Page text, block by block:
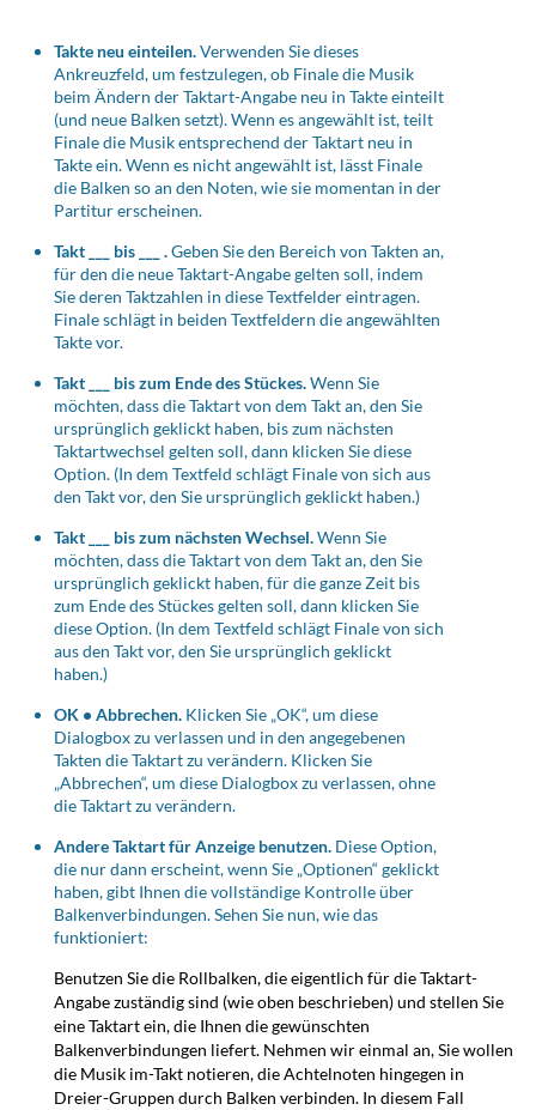
Takte neu einteilen.Verwenden Sie dieses
Ankreuzfeld, um festzulegen, ob Finale die Musik
beim Ändern der Taktart-Angabe neu in Takte einteilt
(und neue Balken setzt). Wenn es angewählt ist, teilt
Finale die Musik entsprechend der Taktart neu in
Takte ein. Wenn es nicht angewählt ist, lässt Finale
die Balken so an den Noten, wie sie momentan in der
Partitur erscheinen.
Takt ___ bis ___ .Geben Sie den Bereich von Takten an,
für den die neue Taktart-Angabe gelten soll, indem
Sie deren Taktzahlen in diese Textfelder eintragen.
Finale schlägt in beiden Textfeldern die angewählten
Takte vor.
Takt ___ bis zum Ende des Stückes.Wenn Sie
möchten, dass die Taktart von dem Takt an, den Sie
ursprünglich geklickt haben, bis zum nächsten
Taktartwechsel gelten soll, dann klicken Sie diese
Option. (In dem Textfeld schlägt Finale von sich aus
den Takt vor, den Sie ursprünglich geklickt haben.)
Takt ___ bis zum nächsten Wechsel.Wenn Sie
möchten, dass die Taktart von dem Takt an, den Sie
ursprünglich geklickt haben, für die ganze Zeit bis
zum Ende des Stückes gelten soll, dann klicken Sie
diese Option. (In dem Textfeld schlägt Finale von sich
aus den Takt vor, den Sie ursprünglich geklickt
haben.)
OK • Abbrechen. Klicken Sie „OK“, um diese
Dialogbox zu verlassen und in den angegebenen
Takten die Taktart zu verändern. Klicken Sie
„Abbrechen“, um diese Dialogbox zu verlassen, ohne
die Taktart zu verändern.
Andere Taktart für Anzeige benutzen. Diese Option,
die nur dann erscheint, wenn Sie „Optionen“ geklickt
haben, gibt Ihnen die vollständige Kontrolle über
Balkenverbindungen. Sehen Sie nun, wie das
funktioniert:
Benutzen Sie die Rollbalken, die eigentlich für die Taktart-
Angabe zuständig sind (wie oben beschrieben) und stellen Sie
eine Taktart ein, die Ihnen die gewünschten
Balkenverbindungen liefert. Nehmen wir einmal an, Sie wollen
die Musik im-Takt notieren, die Achtelnoten hingegen in
Dreier-Gruppen durch Balken verbinden. In diesem Fall